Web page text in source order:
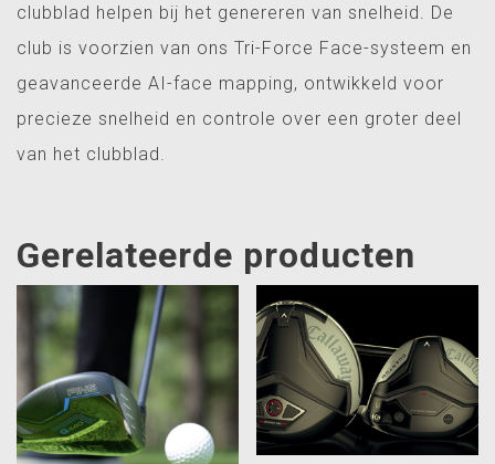
clubblad helpen bij het genereren van snelheid. De
club is voorzien van ons Tri-Force Face-systeem en
geavanceerde AI-face mapping, ontwikkeld voor
precieze snelheid en controle over een groter deel
van het clubblad.
Gerelateerde producten